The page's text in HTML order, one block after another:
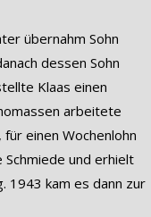
übernahm Sohn
dessen Sohn
Klaas einen
arbeitete
einen Wochenlohn
und erhielt
1943 kam es dann zur